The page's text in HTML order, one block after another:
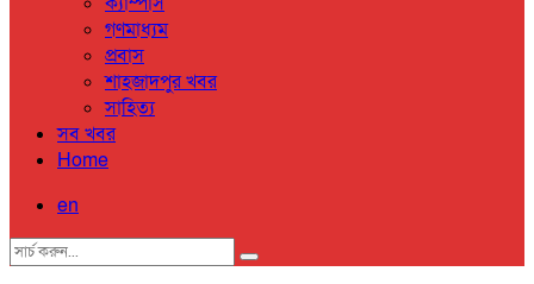
গণমাধ্যম
প্রবাস
শাহজাদপুর খবর
সাহিত্য
সব খবর
Home
en